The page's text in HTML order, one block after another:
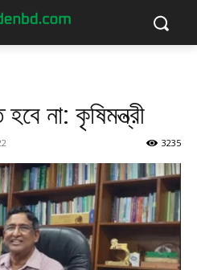
না: কৃষিমন্ত্রী
3235